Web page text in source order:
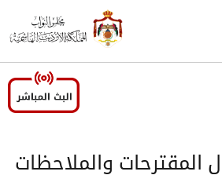
المقترحات والملاحظات